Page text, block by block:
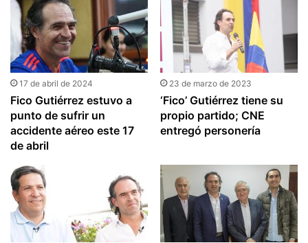
17 de abril de 2024
Fico Gutiérrez estuvo a
punto de sufrir un
accidente aéreo este 17
de abril
23 de marzo de 2023
‘Fico’ Gutiérrez tiene su
propio partido; CNE
entregó personería